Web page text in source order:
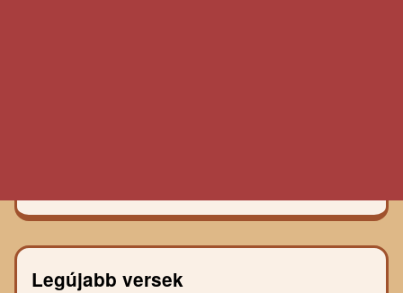
Legújabb versek